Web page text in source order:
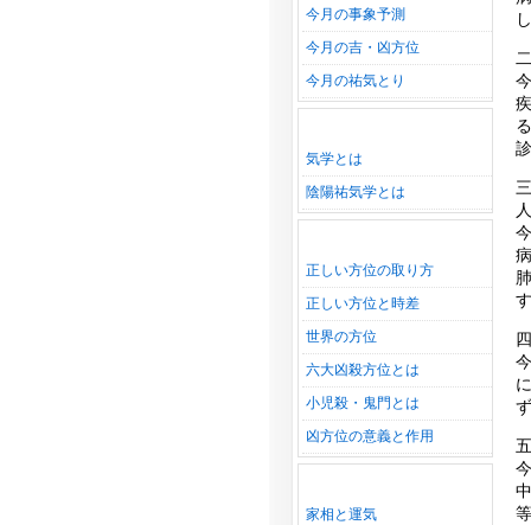
今月の事象予測
今月の吉・凶方位
今月の祐気とり
気学とは
陰陽祐気学とは
正しい方位の取り方
正しい方位と時差
世界の方位
六大凶殺方位とは
小児殺・鬼門とは
凶方位の意義と作用
家相と運気